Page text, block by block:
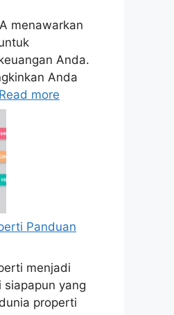
menawarkan
Anda.
Anda
Read more
Panduan
menjadi
yang
properti